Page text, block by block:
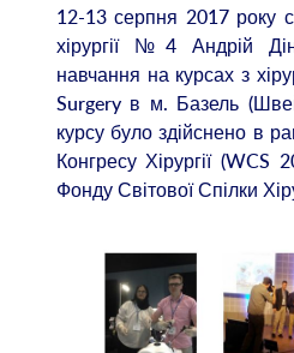
12-13 серпня 2017 року
хірургії №4 Андрій
навчання на курсах з
Surgery в м. Базель
курсу було здійснено в
Конгресу Хірургії (WCS
Фонду Світової Спілки